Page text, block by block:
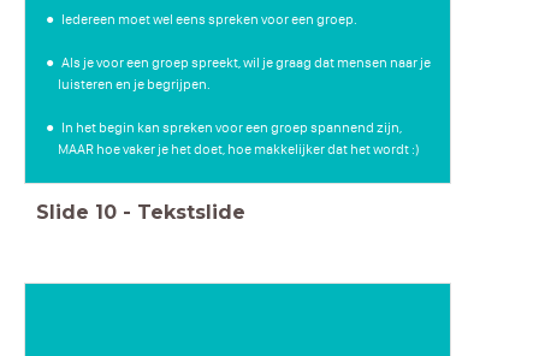
Iedereen moet wel eens spreken voor een groep.
Als je voor een groep spreekt, wil je graag dat mensen naar je
luisteren en je begrijpen.
In het begin kan spreken voor een groep spannend zijn,
MAAR hoe vaker je het doet, hoe makkelijker dat het wordt :)
Slide 10 - Tekstslide